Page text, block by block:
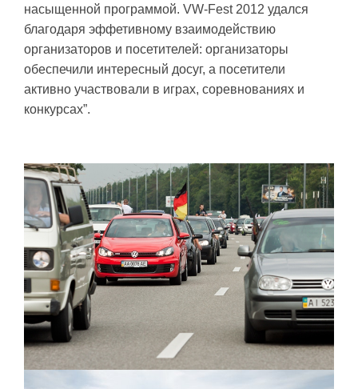
насыщенной программой. VW-Fest 2012 удался
благодаря эффетивному взаимодействию
организаторов и посетителей: организаторы
обеспечили интересный досуг, а посетители
активно участвовали в играх, соревнованиях и
конкурсах”.